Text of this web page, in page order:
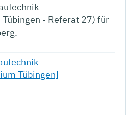
- Referat 27) für
Tübingen]